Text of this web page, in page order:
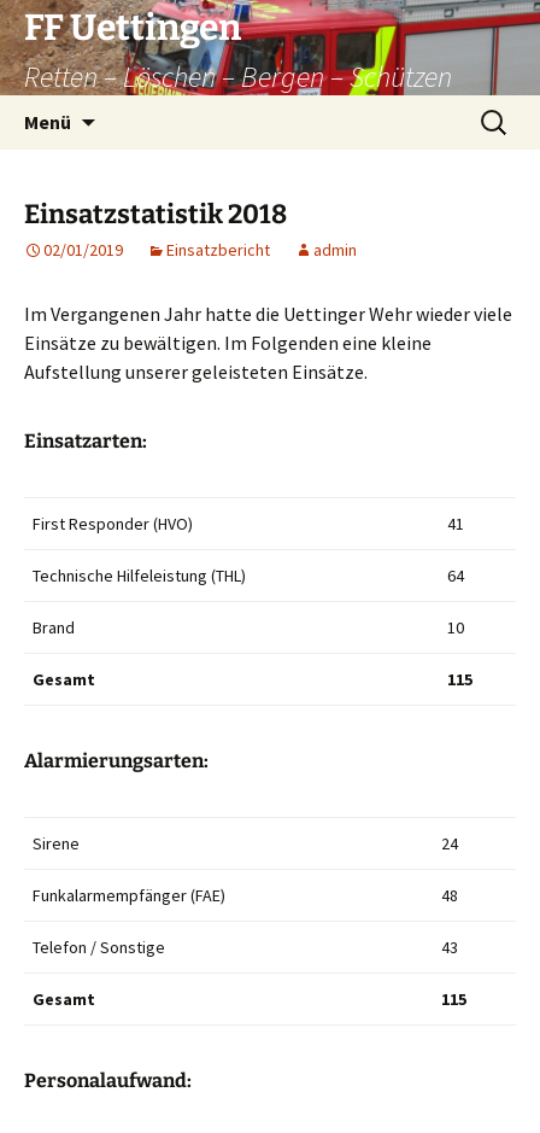
Zum
Inhalt
springen
FF Uettingen
Retten – Löschen – Bergen – Schützen
Menü
Suchen
nach:
Einsatzstatistik 2018
02/01/2019 Einsatzbericht admin
Im Vergangenen Jahr hatte die Uettinger Wehr wieder viele
Einsätze zu bewältigen. Im Folgenden eine kleine
Aufstellung unserer geleisteten Einsätze.
Einsatzarten:
First Responder (HVO) 41
Technische Hilfeleistung (THL) 64
Brand 10
Gesamt 115
Alarmierungsarten:
Sirene 24
Funkalarmempfänger (FAE) 48
Telefon / Sonstige 43
Gesamt 115
Personalaufwand: